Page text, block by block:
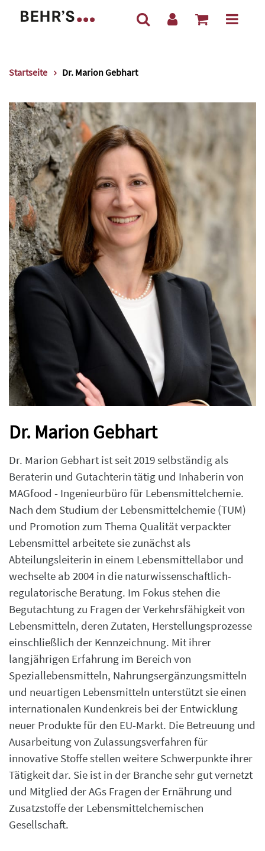
Startseite Dr. Marion Gebhart
Dr. Marion Gebhart
Dr. Marion Gebhart ist seit 2019 selbständig als
Beraterin und Gutachterin tätig und Inhaberin von
MAGfood - Ingenieurbüro für Lebensmittelchemie.
Nach dem Studium der Lebensmittelchemie (TUM)
und Promotion zum Thema Qualität verpackter
Lebensmittel arbeitete sie zunächst als
Abteilungsleiterin in einem Lebensmittellabor und
wechselte ab 2004 in die naturwissenschaftlich-
regulatorische Beratung. Im Fokus stehen die
Begutachtung zu Fragen der Verkehrsfähigkeit von
Lebensmitteln, deren Zutaten, Herstellungsprozesse
einschließlich der Kennzeichnung. Mit ihrer
langjährigen Erfahrung im Bereich von
Speziallebensmitteln, Nahrungsergänzungsmitteln
und neuartigen Lebensmitteln unterstützt sie einen
internationalen Kundenkreis bei der Entwicklung
neuer Produkte für den EU-Markt. Die Betreuung und
Ausarbeitung von Zulassungsverfahren für
innovative Stoffe stellen weitere Schwerpunkte ihrer
Tätigkeit dar. Sie ist in der Branche sehr gut vernetzt
und Mitglied der AGs Fragen der Ernährung und
Zusatzstoffe der Lebensmittelchemischen
Gesellschaft.